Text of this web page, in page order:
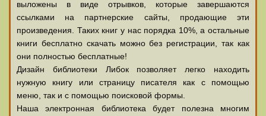
выложены в виде отрывков, которые завершаются
ссылками на партнерские сайты, продающие эти
произведения. Таких книг у нас порядка 10%, а остальные
книги бесплатно скачать можно без регистрации, так как
они полностью бесплатные!
Дизайн библиотеки Либок позволяет легко находить
нужную книгу или страницу писателя как с помощью
меню, так и с помощью поисковой формы.
Наша электронная библиотека будет полезна многим